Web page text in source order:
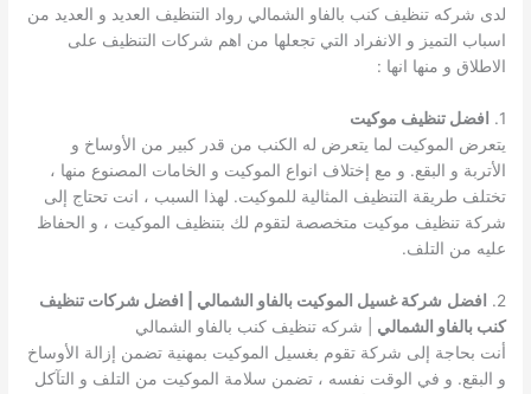
لدى شركه تنظيف كنب بالفاو الشمالي رواد التنظيف العديد و العديد من
اسباب التميز و الانفراد التي تجعلها من اهم شركات التنظيف على
الاطلاق و منها انها :
1.
افضل تنظيف موكيت
يتعرض الموكيت لما يتعرض له الكنب من قدر كبير من الأوساخ و
الأتربة و البقع. و مع إختلاف انواع الموكيت و الخامات المصنوع منها ،
تختلف طريقة التنظيف المثالية للموكيت. لهذا السبب ، انت تحتاج إلى
شركة تنظيف موكيت متخصصة لتقوم لك بتنظيف الموكيت ، و الحفاظ
عليه من التلف.
2. افضل شركة غسيل الموكيت بالفاو الشمالي | افضل شركات تنظيف
كنب بالفاو الشمالي | شركه تنظيف كنب بالفاو الشمالي
أنت بحاجة إلى شركة تقوم بغسيل الموكيت بمهنية تضمن إزالة الأوساخ
و البقع. و في الوقت نفسه ، تضمن سلامة الموكيت من التلف و التآكل